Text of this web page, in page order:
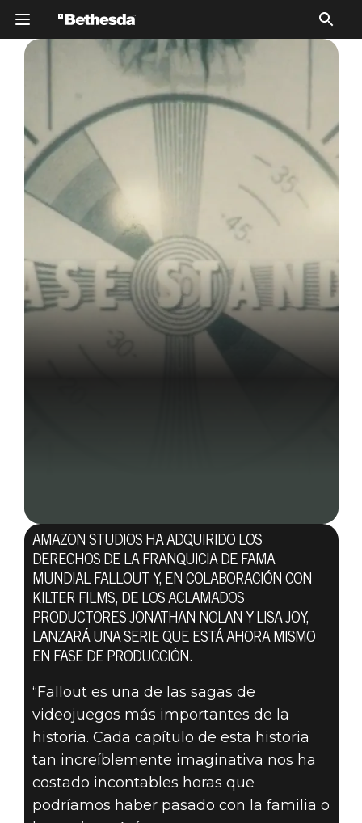
KILTER FILMS
SE ASOCIA CON
AMAZON
AMAZON STUDIOS HA ADQUIRIDO LOS
DERECHOS DE LA FRANQUICIA DE FAMA
MUNDIAL FALLOUT Y, EN COLABORACIÓN CON
KILTER FILMS, DE LOS ACLAMADOS
PRODUCTORES JONATHAN NOLAN Y LISA JOY,
LANZARÁ UNA SERIE QUE ESTÁ AHORA MISMO
EN FASE DE PRODUCCIÓN.
“Fallout es una de las sagas de
videojuegos más importantes de la
historia. Cada capítulo de esta historia
tan increíblemente imaginativa nos ha
costado incontables horas que
podríamos haber pasado con la familia o